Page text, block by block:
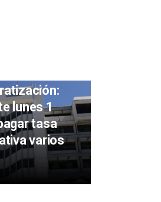
lunes 1
tasa
varios